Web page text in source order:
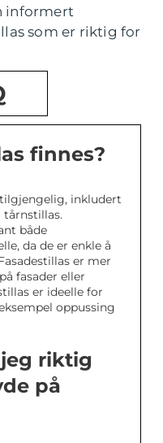
informert
som er riktig for
finnes?
inkludert
tårnstillas.
både
da de er enkle å
er mer
fasader eller
er ideelle for
oppussing
riktig
på